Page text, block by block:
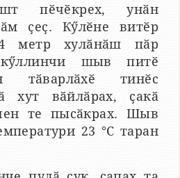
пӗчӗкрех, унӑн
ҫеҫ. Кӳлӗне витӗр
метр хулӑнӑш пӑр
шыв питӗ
тӑварлӑхӗ тинӗс
хут вӑйлӑрах, ҫакӑ
те пысӑкрах. Шыв
23 °C таран